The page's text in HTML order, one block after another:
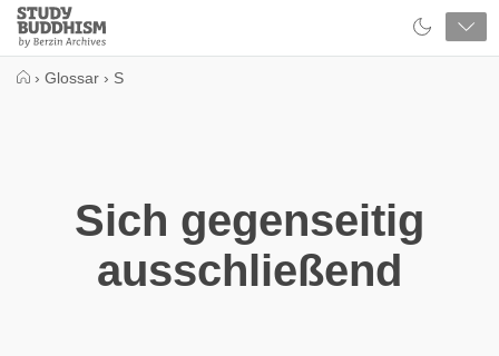
Close
Study
Buddhism
› Glossar › S
Sich gegenseitig
ausschließend